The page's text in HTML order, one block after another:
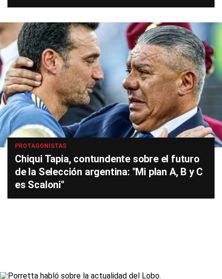
PROTAGONISTAS
Chiqui Tapia, contundente sobre el futuro
de la Selección argentina: "Mi plan A, B y C
es Scaloni"